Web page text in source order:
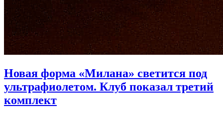
Новая форма «Милана» светится под
ультрафиолетом. Клуб показал третий
комплект